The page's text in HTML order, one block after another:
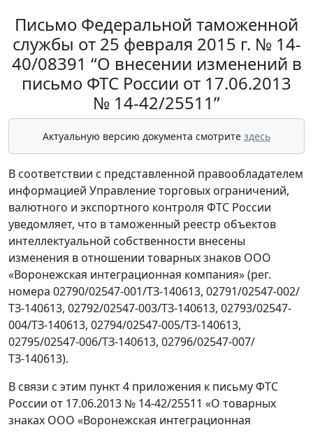
Письмо Федеральной таможенной
службы от 25 февраля 2015 г. № 14-
40/08391 “О внесении изменений в
письмо ФТС России от 17.06.2013
№ 14-42/25511”
Актуальную версию документа смотрите здесь
В соответствии с представленной правообладателем
информацией Управление торговых ограничений,
валютного и экспортного контроля ФТС России
уведомляет, что в таможенный реестр объектов
интеллектуальной собственности внесены
изменения в отношении товарных знаков ООО
«Воронежская интеграционная компания» (рег.
номера 02790/02547-001/ТЗ-140613, 02791/02547-002/
ТЗ-140613, 02792/02547-003/ТЗ-140613, 02793/02547-
004/ТЗ-140613, 02794/02547-005/ТЗ-140613,
02795/02547-006/ТЗ-140613, 02796/02547-007/
ТЗ-140613).
В связи с этим пункт 4 приложения к письму ФТС
России от 17.06.2013 № 14-42/25511 «О товарных
знаках ООО «Воронежская интеграционная